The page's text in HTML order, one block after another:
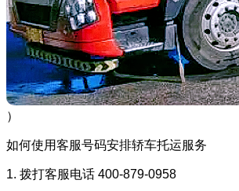
）
如何使用客服号码安排轿车托运服务
1. 拨打客服电话 400-879-0958